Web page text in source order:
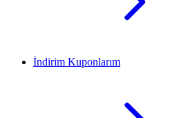
İndirim Kuponlarım